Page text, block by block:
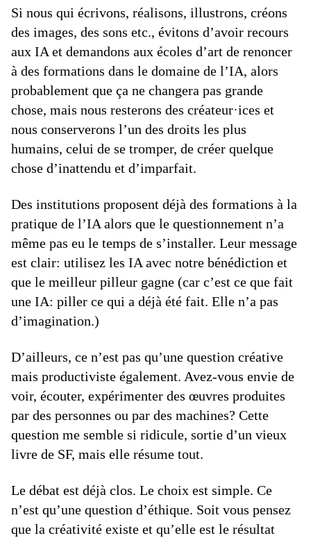
Si nous qui écrivons, réalisons, illustrons, créons
des images, des sons etc., évitons d’avoir recours
aux IA et demandons aux écoles d’art de renoncer
à des formations dans le domaine de l’IA, alors
probablement que ça ne changera pas grande
chose, mais nous resterons des créateur·ices et
nous conserverons l’un des droits les plus
humains, celui de se tromper, de créer quelque
chose d’inattendu et d’imparfait.
Des institutions proposent déjà des formations à la
pratique de l’IA alors que le questionnement n’a
même pas eu le temps de s’installer. Leur message
est clair: utilisez les IA avec notre bénédiction et
que le meilleur pilleur gagne (car c’est ce que fait
une IA: piller ce qui a déjà été fait. Elle n’a pas
d’imagination.)
D’ailleurs, ce n’est pas qu’une question créative
mais productiviste également. Avez-vous envie de
voir, écouter, expérimenter des œuvres produites
par des personnes ou par des machines? Cette
question me semble si ridicule, sortie d’un vieux
livre de SF, mais elle résume tout.
Le débat est déjà clos. Le choix est simple. Ce
n’est qu’une question d’éthique. Soit vous pensez
que la créativité existe et qu’elle est le résultat